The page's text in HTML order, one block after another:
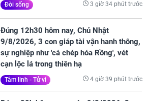
Đời sống 3 giờ 34 phút trước
Đúng 12h30 hôm nay, Chủ Nhật
9/8/2026, 3 con giáp tài vận hanh thông,
sự nghiệp như 'cá chép hóa Rồng', vét
cạn lộc lá trong thiên hạ
Tâm linh - Tử vi 4 giờ 39 phút trước